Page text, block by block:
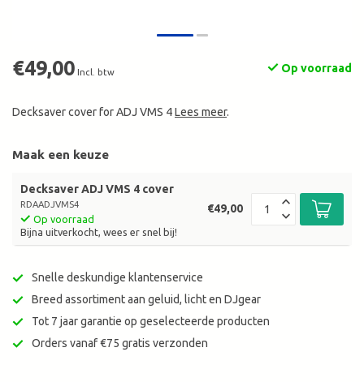
€49,00 Incl. btw Op voorraad
Decksaver cover for ADJ VMS 4Lees meer.
Maak een keuze
Decksaver ADJ VMS 4 cover
RDAADJVMS4
Op voorraad
Bijna uitverkocht, wees er snel bij!
€49,00
Snelle deskundige klantenservice
Breed assortiment aan geluid, licht en DJgear
Tot 7 jaar garantie op geselecteerde producten
Orders vanaf €75 gratis verzonden